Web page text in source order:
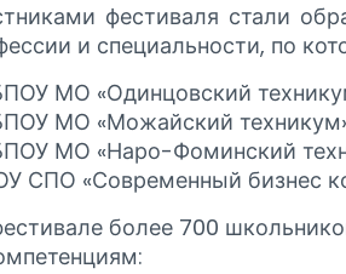
фестиваля стали
и специальности, по
МО «Одинцовский
МО «Можайский
МО «Наро-Фоминский
СПО «Современный бизнес
более 700